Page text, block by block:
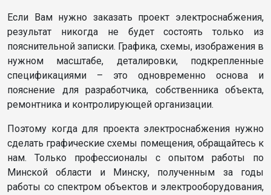
Если Вам нужно заказать проект электроснабжения,
результат никогда не будет состоять только из
пояснительной записки. Графика, схемы, изображения в
нужном масштабе, деталировки, подкрепленные
спецификациями – это одновременно основа и
пояснение для разработчика, собственника объекта,
ремонтника и контролирующей организации.
Поэтому когда для проекта электроснабжения нужно
сделать графические схемы помещения, обращайтесь к
нам. Только профессионалы с опытом работы по
Минской области и Минску, полученным за годы
работы со спектром объектов и электрооборудования,